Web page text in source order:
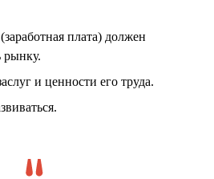
плата) должен
рынку.
и ценности его труда.